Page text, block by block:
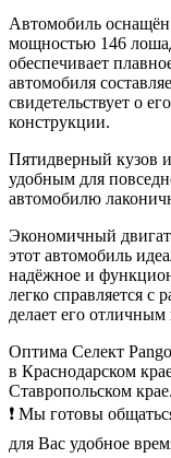
Автомобиль
мощностью 146
обеспечивает
автомобиля
свидетельствует о
конструкции.
Пятидверный кузов
удобным для
автомобилю
Экономичный
этот автомобиль
надёжное и
легко справляется
делает его
Оптима Селект
в Краснодарском
Ставропольском крае.
❗ Мы готовы
для Вас удобное